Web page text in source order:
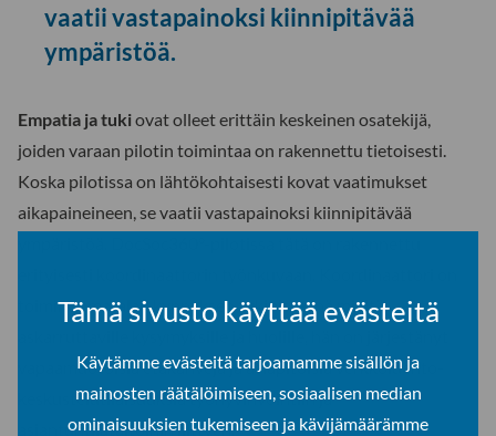
Tämä sivusto käyttää evästeitä
Käytämme evästeitä tarjoamamme sisällön ja
mainosten räätälöimiseen, sosiaalisen median
ominaisuuksien tukemiseen ja kävijämäärämme
vaatii vastapainoksi kiinnipitävää
ympäristöä.
Empatia ja tukiovat olleet erittäin keskeinen osatekijä,
joiden varaan pilotin toimintaa on rakennettu tietoisesti.
Koska pilotissa on lähtökohtaisesti kovat vaatimukset
aikapaineineen, se vaatii vastapainoksi kiinnipitävää
toiminut matalan kynnyksen tukipisteenä mieltä
vapaamuotoisia etäkahveja ja asiapitoisia verkkoluento-
keskustelutilaisuuksia työhyvinvointiin ja
asiantuntijataitoihin liittyen.